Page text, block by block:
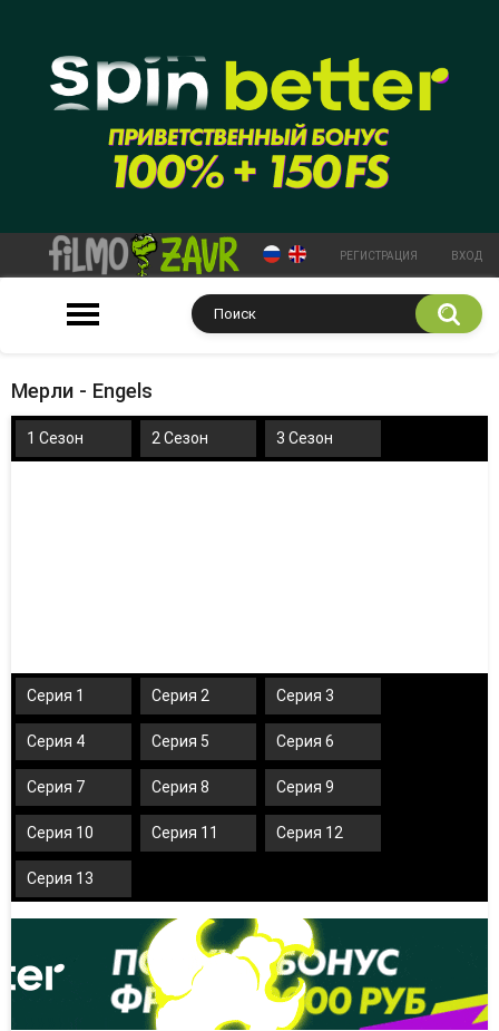
РЕГИСТРАЦИЯ ВХОД
Мерли - Engels
1 Сезон 2 Сезон 3 Сезон
Серия 1 Серия 2 Серия 3
Серия 4 Серия 5 Серия 6
Серия 7 Серия 8 Серия 9
Серия 10 Серия 11 Серия 12
Серия 13